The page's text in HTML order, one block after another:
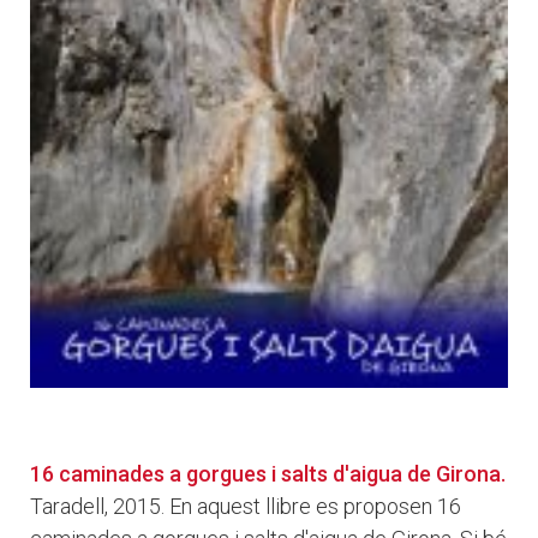
16 caminades a gorgues i salts d'aigua de Girona.
Taradell, 2015. En aquest llibre es proposen 16